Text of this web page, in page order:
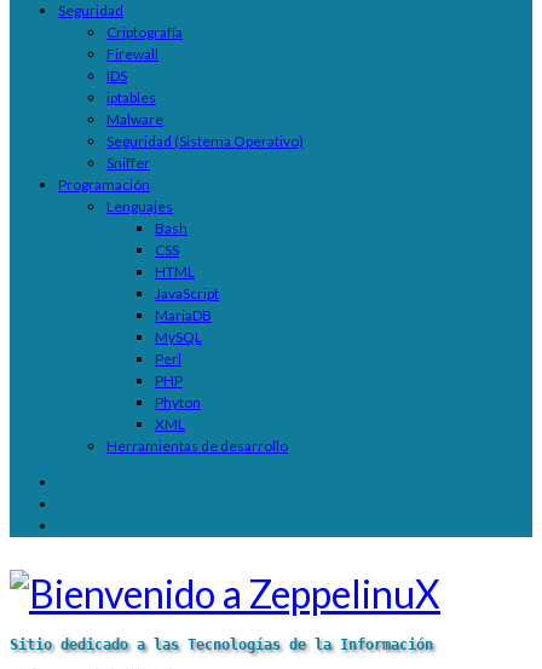
Seguridad
Criptografía
Firewall
IDS
iptables
Malware
Seguridad (Sistema Operativo)
Sniffer
Programación
Lenguajes
Bash
CSS
HTML
JavaScript
MariaDB
MySQL
Perl
PHP
Phyton
XML
Herramientas de desarrollo
Sitio dedicado a las Tecnologías de la Información